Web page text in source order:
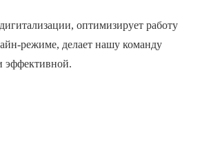
оптимизирует работу
режиме, делает нашу команду
эффективной.